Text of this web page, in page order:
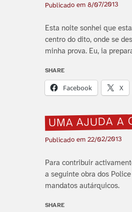
Publicado em 8/07/2013
Esta noite sonhei que
centro do dito, onde se
minha prova. Eu, ia
SHARE
Facebook X
UMA AJUDA A
Publicado em 22/02/2013
Para contribuir
a seguinte obra dos
mandatos autárquicos.
SHARE